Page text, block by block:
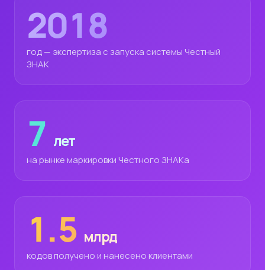
2018
год — экспертиза с запуска системы Честный
ЗНАК
7 лет
на рынке маркировки Честного ЗНАКа
1.5 млрд
кодов получено и нанесено клиентами